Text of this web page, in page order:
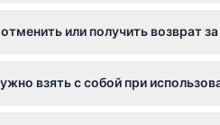
16 лет, должны иметь билет
или получить возврат
взять с собой при